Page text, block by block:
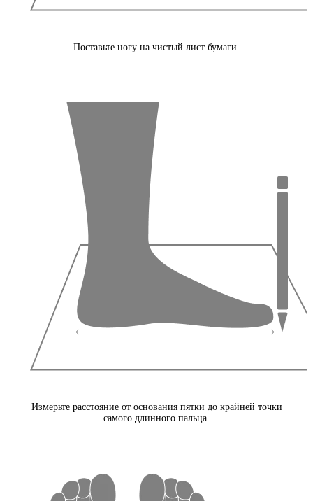
Поставьте ногу на чистый лист бумаги.
Измерьте расстояние от основания пятки до крайней точки
самого длинного пальца.